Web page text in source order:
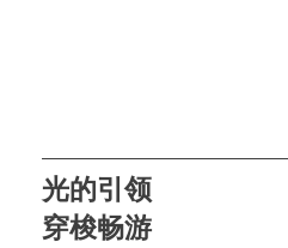
光的引领
穿梭畅游